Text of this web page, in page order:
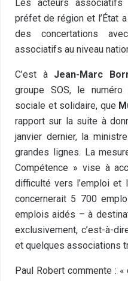
Les acteurs
préfet de région et l’État
des concertations
associatifs au niveau
C’est à Jean-Marc
groupe SOS, le numéro
sociale et solidaire, que
rapport sur la suite à
janvier dernier, la
grandes lignes. La
Compétence » vise à
difficulté vers l’emploi et
concernerait 5 700
emplois aidés – à
exclusivement, c’est-à-
et quelques associations
Paul Robert commente :